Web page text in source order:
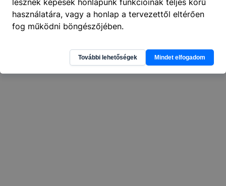
lesznek képesek honlapunk funkcióinak teljes körű
használatára, vagy a honlap a tervezettől eltérően
fog működni böngészőjében.
További lehetőségek Mindet elfogadom